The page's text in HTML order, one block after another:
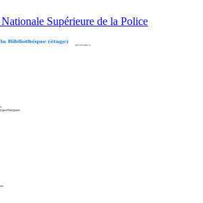
Supérieure de la Police